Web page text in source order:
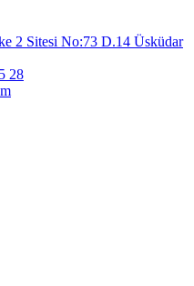
2 Sitesi No:73 D.14 Üsküdar
28